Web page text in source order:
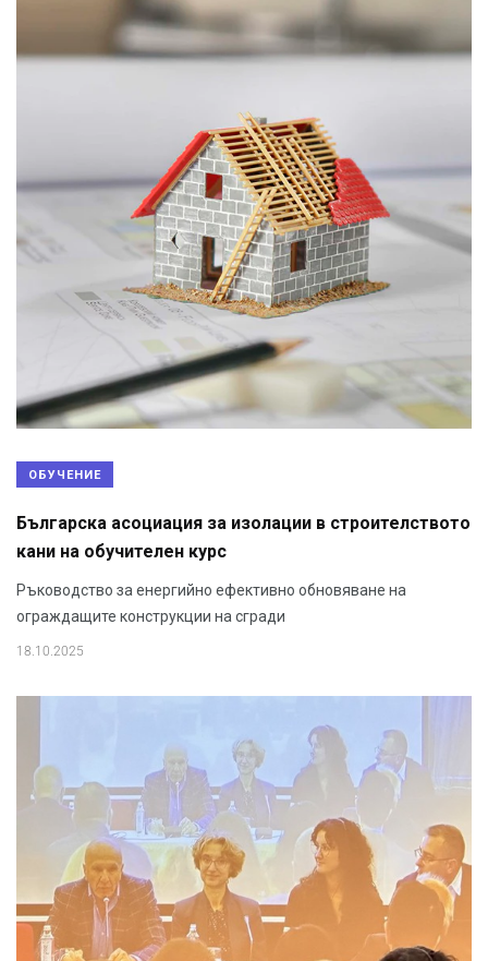
ОБУЧЕНИЕ
Българска асоциация за изолации в строителството
кани на обучителен курс
Ръководство за енергийно ефективно обновяване на
ограждащите конструкции на сгради
18.10.2025